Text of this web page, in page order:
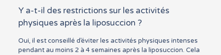
Y a-t-il des restrictions sur les activités
physiques après la liposuccion ?
Oui, il est conseillé d’éviter les activités physiques intenses
pendant au moins 2 à 4 semaines après la liposuccion. Cela